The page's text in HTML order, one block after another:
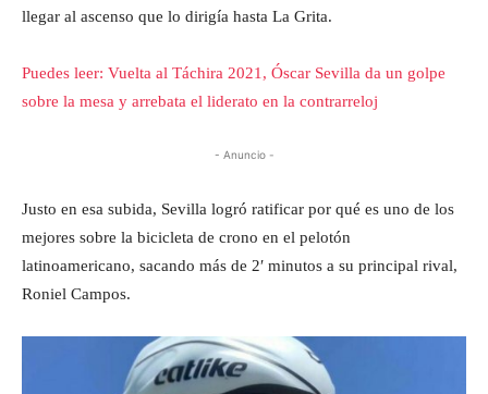
llegar al ascenso que lo dirigía hasta La Grita.
Puedes leer: Vuelta al Táchira 2021, Óscar Sevilla da un golpe
sobre la mesa y arrebata el liderato en la contrarreloj
- Anuncio -
Justo en esa subida, Sevilla logró ratificar por qué es uno de los
mejores sobre la bicicleta de crono en el pelotón
latinoamericano, sacando más de 2′ minutos a su principal rival,
Roniel Campos.